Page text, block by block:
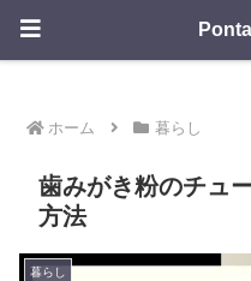
ホーム 暮らし
歯みがき粉のチュ
方法
暮らし